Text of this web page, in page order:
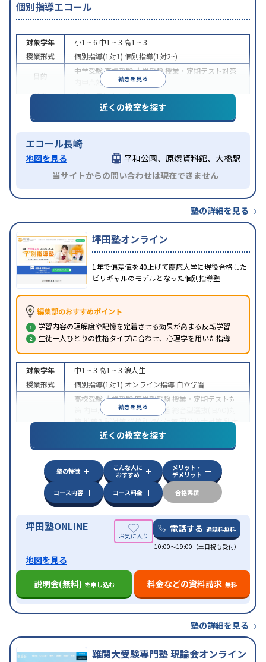
個別指導エコール
続きを見る
対象学年 小1 ~ 6 中1 ~ 3 高1 ~ 3
授業形式
個別指導(1対1) 個別指導(1対2~)
目的
中学受験高校受験大学受験 授業・定期テスト対策
内申点対策
特徴
中高一貫校生に対応
近くの教室を探す
エコール長崎
地図を見る
平和公園、原爆資料館、大橋駅
当サイトからの問い合わせは現在できません
塾の詳細を見る
坪田塾オンライン
1年で偏差値を40上げて慶応大学に現役合格した
ビリギャルのモデルとなった個別指導塾
編集部のおすすめポイント
学習内容の理解度や記憶を定着させる効果が高まる反転学習
生徒一人ひとりの性格タイプに合わせ、心理学を用いた指導
続きを見る
対象学年 中1 ~ 3 高1 ~ 3 浪人生
授業形式
個別指導(1対1) オンライン指導 自立学習
高校受験大学受験医学部受験 授業・定期テスト対
内申点対策学習習慣の定着
策推薦入試対策学校別特化対策国公立大対策私大
共通テスト対策英検(英語検定)対策
その
特徴
中高一貫校生に対応授業の振替可能 不登校生に対
学習にPC・タブレットを利用オンライン対応
科目から受講可能季節講習のみの受講可発達障害
の子どもに対応
近くの教室を探す
塾の特徴
こんな人に
おすすめ
メリット・
デメリット
コース内容
コース料金 合格実績
坪田塾ONLINE 電話する 通話料無料
10:00～19:00（土日祝も受付）
地図を見る
説明会(無料) を申し込む 料金などの資料請求 無料
塾の詳細を見る
難関大受験専門塾 現論会オンライン